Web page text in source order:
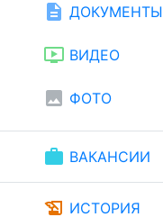
description ДОКУМЕНТЫ
ondemand_video ВИДЕО
image ФОТО
work ВАКАНСИИ
history_edu ИСТОРИЯ